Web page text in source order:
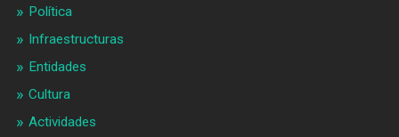
Política
Infraestructuras
Entidades
Cultura
Actividades